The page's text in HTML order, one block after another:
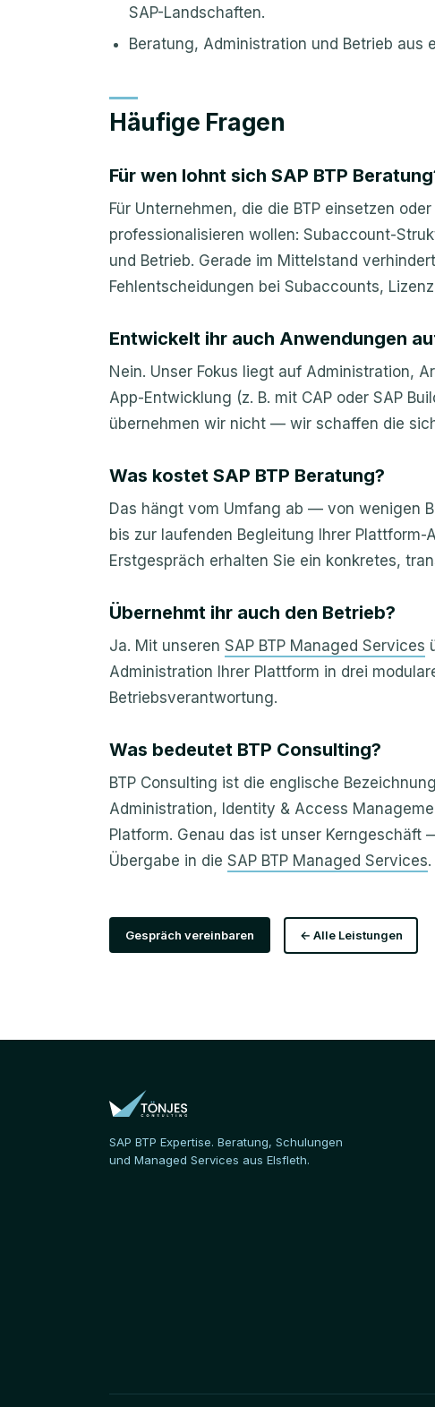
SAP-Landschaften.
Beratung, Administration und Betrieb
Häufige Fragen
Für wen lohnt sich SAP BTP
Für Unternehmen, die die BTP einsetzen
professionalisieren wollen: Subaccount-
und Betrieb. Gerade im Mittelstand
Fehlentscheidungen bei Subaccounts,
Entwickelt ihr auch Anwendungen
Nein. Unser Fokus liegt auf Administration,
App-Entwicklung (z. B. mit CAP oder SAP
übernehmen wir nicht — wir schaffen die
Was kostet SAP BTP Beratung?
Das hängt vom Umfang ab — von wenigen
bis zur laufenden Begleitung Ihrer
Erstgespräch erhalten Sie ein konkretes,
Übernehmt ihr auch den Betrieb?
Ja. Mit unseren SAP BTP Managed Services
Administration Ihrer Plattform in drei
Betriebsverantwortung.
Was bedeutet BTP Consulting?
BTP Consulting ist die englische
Administration, Identity & Access
Platform. Genau das ist unser
Übergabe in die SAP BTP Managed Services.
Gespräch vereinbaren ← Alle Leistungen
SAP BTP Expertise. Beratung, Schulungen
und Managed Services aus Elsfleth.